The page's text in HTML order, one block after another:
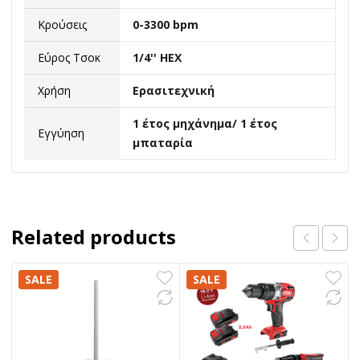
Κρούσεις 0-3300 bpm
Εύρος Τσοκ 1/4'' HEX
Χρήση Ερασιτεχνική
Εγγύηση
1 έτος μηχάνημα/ 1 έτος
μπαταρία
Related products
SALE SALE